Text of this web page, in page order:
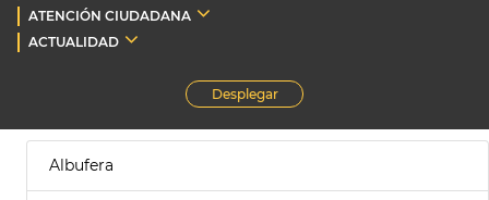
ATENCIÓN CIUDADANA
ACTUALIDAD
Desplegar
Albufera